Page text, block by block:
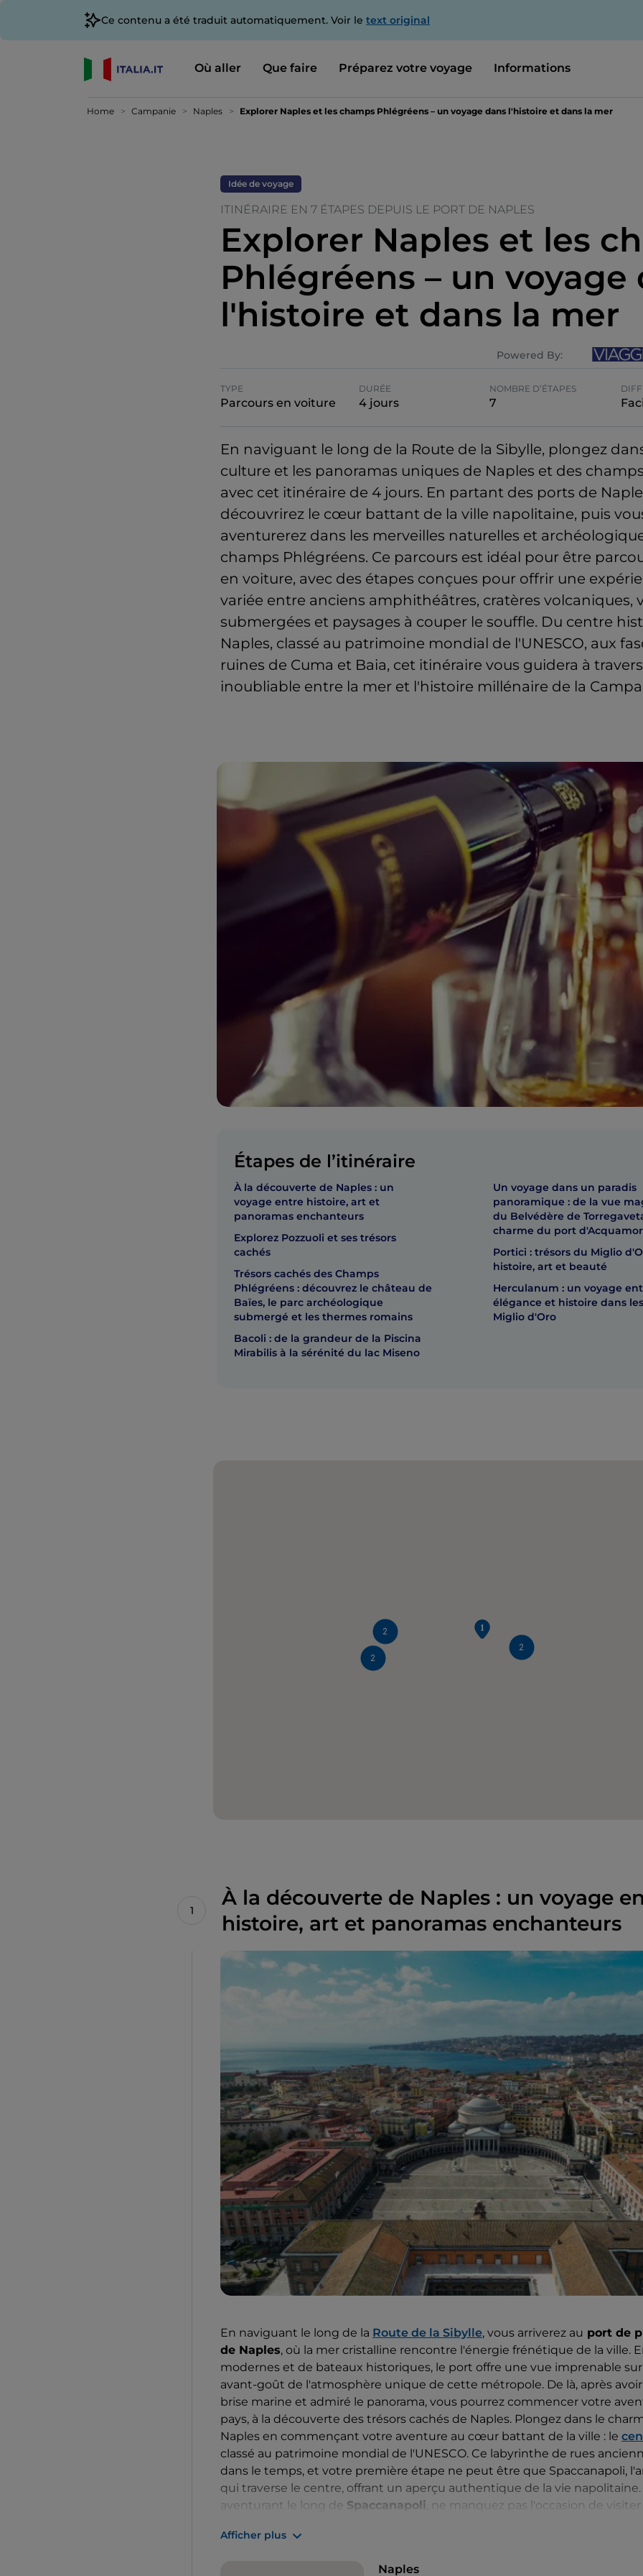
Ce contenu a été traduit automatiquement. Voir le text original
Où aller Que faire Préparez votre voyage Informations
Home Campanie Naples Explorer Naples et les champs Phlégréens – un voyage dans l'histoire et dans la mer
Idée de voyage
ITINÉRAIRE EN 7 ÉTAPES DEPUIS LE PORT DE NAPLES
Explorer Naples et les
Phlégréens – un voyage
l'histoire et dans la mer
Powered By:
TYPE
Parcours en voiture
DURÉE
4 jours
NOMBRE D’ÉTAPES
7
En naviguant le long de la Route de la Sibylle, plongez
culture et les panoramas uniques de Naples et des
avec cet itinéraire de 4 jours. En partant des ports de
découvrirez le cœur battant de la ville napolitaine, puis
aventurerez dans les merveilles naturelles et
champs Phlégréens. Ce parcours est idéal pour être
en voiture, avec des étapes conçues pour offrir une
variée entre anciens amphithéâtres, cratères volcaniques,
submergées et paysages à couper le souffle. Du centre
Naples, classé au patrimoine mondial de l'UNESCO, aux
ruines de Cuma et Baia, cet itinéraire vous guidera à
inoubliable entre la mer et l'histoire millénaire de la
Étapes de l’itinéraire
À la découverte de Naples : un
voyage entre histoire, art et
panoramas enchanteurs
Explorez Pozzuoli et ses trésors
cachés
Trésors cachés des Champs
Phlégréens : découvrez le château de
Baïes, le parc archéologique
submergé et les thermes romains
Bacoli : de la grandeur de la Piscina
Mirabilis à la sérénité du lac Miseno
Un voyage dans un paradis
panoramique : de la vue
du Belvédère de
charme du port
Portici : trésors du Miglio
histoire, art et beauté
Herculanum : un voyage
élégance et histoire dans
Miglio d'Oro
2
2
2
À la découverte de Naples : un voyage
histoire, art et panoramas enchanteurs
En naviguant le long de la Route de la Sibylle, vous arriverez au port de
de Naples, où la mer cristalline rencontre l'énergie frénétique de la ville.
modernes et de bateaux historiques, le port offre une vue imprenable
avant-goût de l'atmosphère unique de cette métropole. De là, après
brise marine et admiré le panorama, vous pourrez commencer votre
pays, à la découverte des trésors cachés de Naples. Plongez dans le
Naples en commençant votre aventure au cœur battant de la ville : le
classé au patrimoine mondial de l'UNESCO. Ce labyrinthe de rues
dans le temps, et votre première étape ne peut être que Spaccanapoli,
qui traverse le centre, offrant un aperçu authentique de la vie napolitaine.
aventurant le long de Spaccanapoli , ne manquez pas l'occasion de
abriter le trésor de San Gennaro. Ce trésor, une incroyable collection de
Afficher plus
Naples